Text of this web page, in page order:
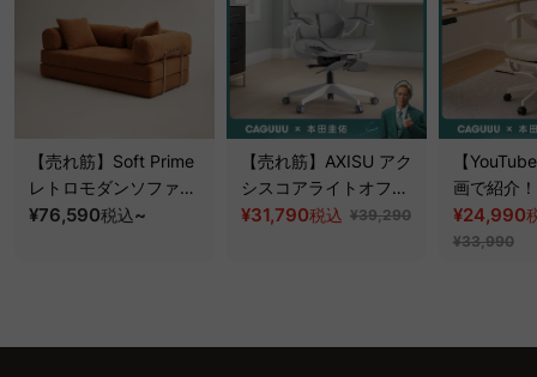
【売れ筋】Soft Prime
レトロモダンソファベ
ッド｜20色以上から選
¥76,590税込~
【売れ筋】AXISU アク
シスコアライトオフィ
スチェア
¥31,790税込 ¥39,290
【
画で紹介
クシスエ
オフィス
¥24,990
¥33,990